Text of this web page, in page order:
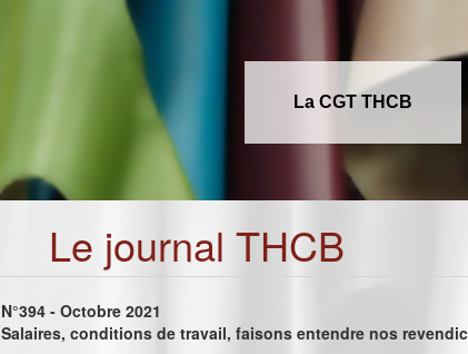
La CGT THCB
Le journal THCB
N°394 - Octobre 2021
Salaires, conditions de travail, faisons entendre nos